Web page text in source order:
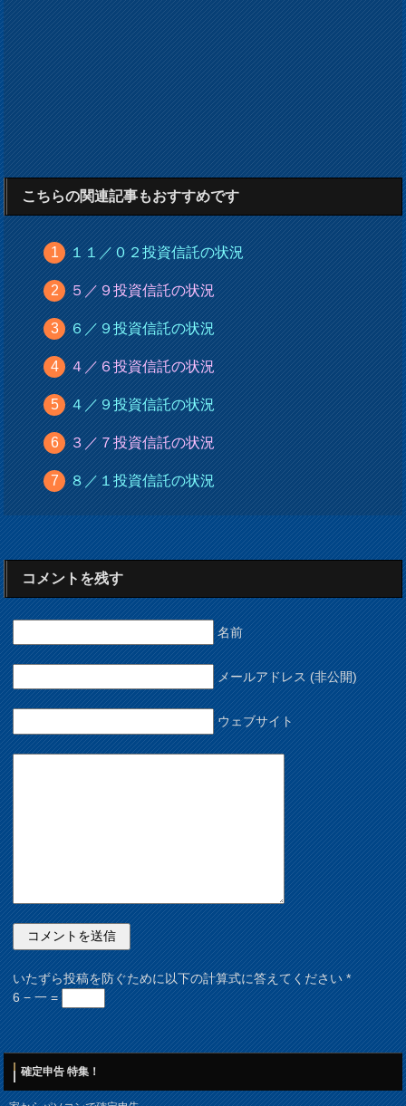
こちらの関連記事もおすすめです
１１／０２投資信託の状況
５／９投資信託の状況
６／９投資信託の状況
４／６投資信託の状況
４／９投資信託の状況
３／７投資信託の状況
８／１投資信託の状況
コメントを残す
名前
メールアドレス (非公開)
ウェブサイト
いたずら投稿を防ぐために以下の計算式に答えてください*
6 − 一 =
確定申告 特集！